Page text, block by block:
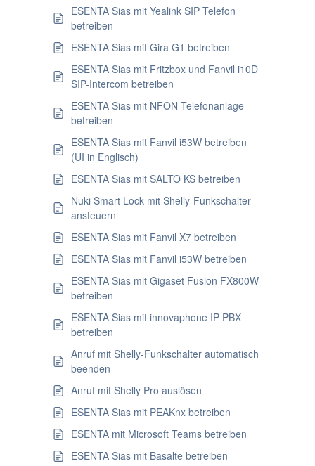
ESENTA Sias mit Yealink SIP Telefon
betreiben
ESENTA Sias mit Gira G1 betreiben
ESENTA Sias mit Fritzbox und Fanvil i10D
SIP-Intercom betreiben
ESENTA Sias mit NFON Telefonanlage
betreiben
ESENTA Sias mit Fanvil i53W betreiben
(UI in Englisch)
ESENTA Sias mit SALTO KS betreiben
Nuki Smart Lock mit Shelly-Funkschalter
ansteuern
ESENTA Sias mit Fanvil X7 betreiben
ESENTA Sias mit Fanvil i53W betreiben
ESENTA Sias mit Gigaset Fusion FX800W
betreiben
ESENTA Sias mit innovaphone IP PBX
betreiben
Anruf mit Shelly-Funkschalter automatisch
beenden
Anruf mit Shelly Pro auslösen
ESENTA Sias mit PEAKnx betreiben
ESENTA mit Microsoft Teams betreiben
ESENTA Sias mit Basalte betreiben